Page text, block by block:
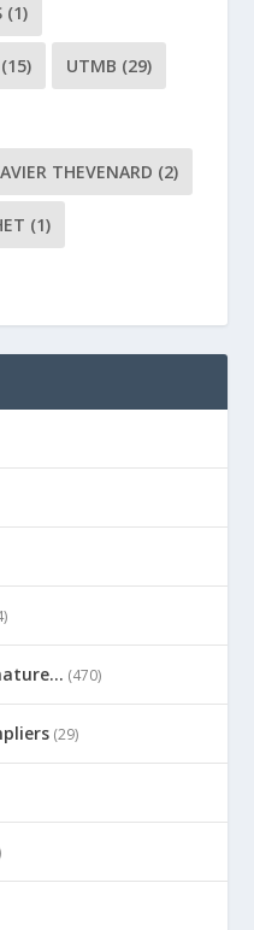
(1)
(15) UTMB (29)
THEVENARD (2)
(1)
(470)
(29)